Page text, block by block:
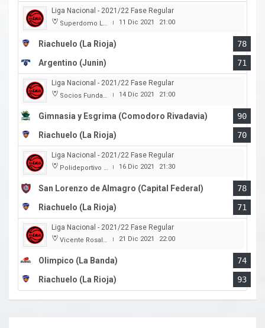
Liga Nacional - 2021/22 Fase Regular
Superdomo La Rioja | 11 Dic 2021 21:00
Riachuelo (La Rioja)
78
Argentino (Junin)
71
Liga Nacional - 2021/22 Fase Regular
Socios Fundadores | 14 Dic 2021 21:00
Gimnasia y Esgrima (Comodoro Rivadavia)
90
Riachuelo (La Rioja)
70
Liga Nacional - 2021/22 Fase Regular
Polideportivo Roberto Pando | 16 Dic 2021 21:30
San Lorenzo de Almagro (Capital Federal)
78
Riachuelo (La Rioja)
71
Liga Nacional - 2021/22 Fase Regular
Vicente Rosales | 21 Dic 2021 22:00
Olimpico (La Banda)
74
Riachuelo (La Rioja)
93